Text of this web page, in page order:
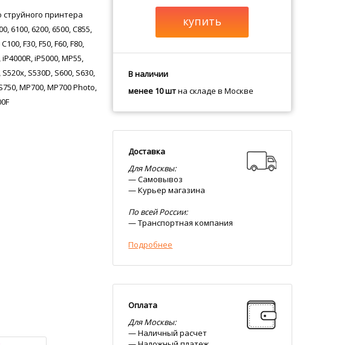
принтера
6100, 6200, 6500, C855,
F30, F50, F60, F80,
iP5000, MP55,
S530D, S600, S630,
MP700, MP700 Photo,
купить
В наличии
менее 10 штна складе в Москве
Доставка
Для Москвы:
— Самовывоз
— Курьер магазина
По всей России:
— Транспортная компания
Подробнее
Оплата
Для Москвы:
— Наличный расчет